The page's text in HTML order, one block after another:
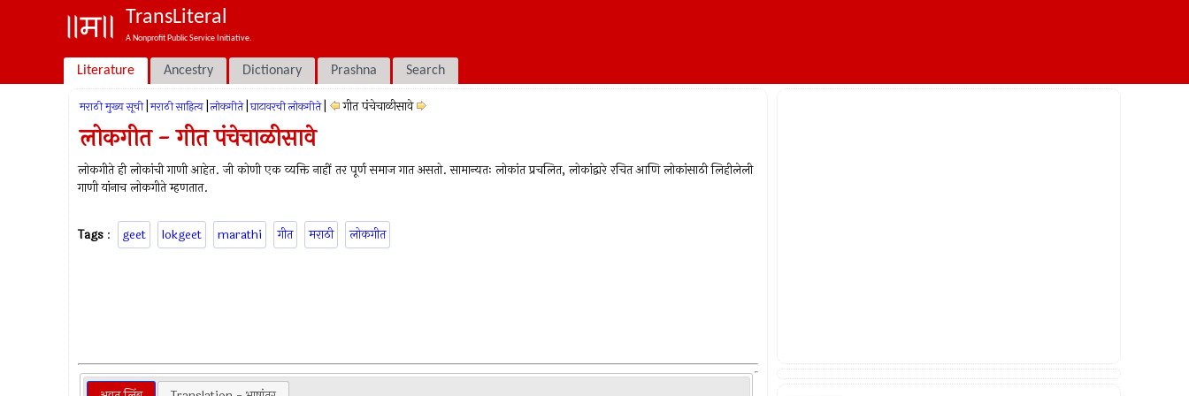
TransLiteral
A Nonprofit Public Service Initiative.
Literature Ancestry Dictionary Prashna Search
मराठी मुख्य सूची मराठी साहित्य लोकगीते घाटावरची लोकगीते गीत पंचेचाळीसावे
लोकगीत - गीत पंचेचाळीसावे
लोकगीते ही लोकांची गाणी आहेत. जी कोणी एक व्यक्ति नाहीं तर पूर्ण समाज गात असतो. सामान्यतः लोकांत प्रचलित, लोकांद्वारे रचित आणि लोकांसाठी लिहीलेली
गाणी यांनाच लोकगीते म्हणतात.
Tags : geet lokgeet marathi गीत मराठी लोकगीत